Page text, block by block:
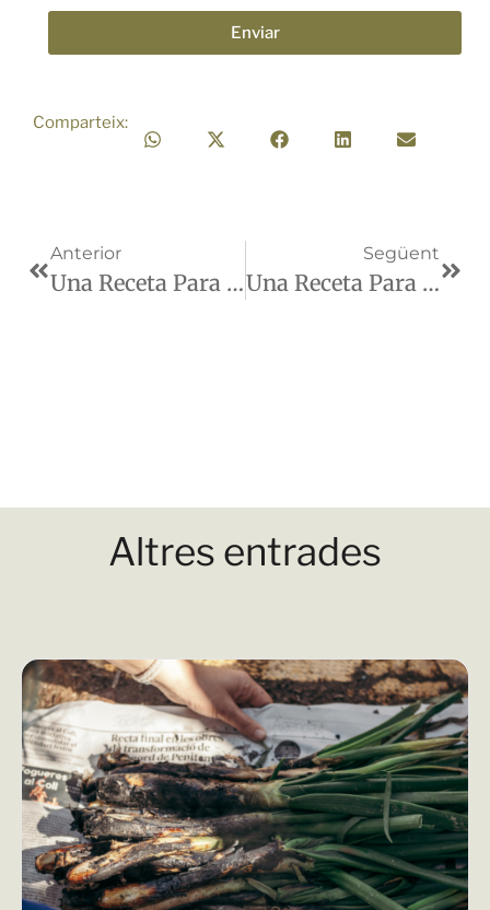
Enviar
Comparteix:
Anterior
Una Receta Para Acompañar ÈTIM La Pausa
Següent
Una Receta Para Acompañar Y Cocinar Con ÈTIM L’Antull
Altres entrades